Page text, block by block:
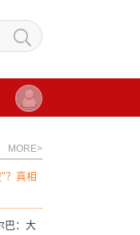
MORE>
？真相
巴：大